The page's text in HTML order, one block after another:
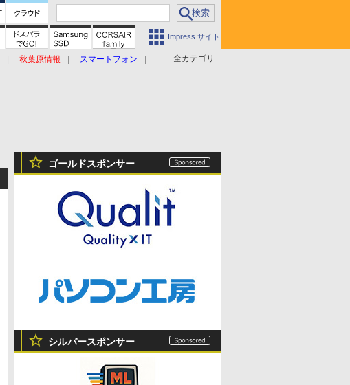
Impress サイト
全カテゴリ
秋葉原情報
スマートフォン
ゴールドスポンサー
シルバースポンサー